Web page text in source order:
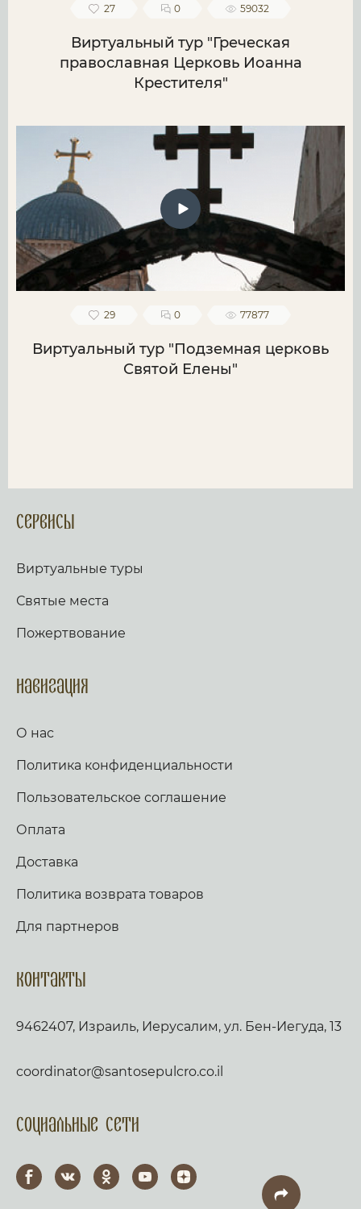
27 0 59032
Виртуальный тур "Греческая
православная Церковь Иоанна
Крестителя"
29 0 77877
Виртуальный тур "Подземная церковь
Святой Елены"
Сервисы
Виртуальные туры
Святые места
Пожертвование
Навигация
О нас
Политика конфиденциальности
Пользовательское соглашение
Оплата
Доставка
Политика возврата товаров
Для партнеров
Контакты
9462407, Израиль, Иерусалим, ул. Бен-Иегуда, 13
coordinator@santosepulcro.co.il
Социальные сети